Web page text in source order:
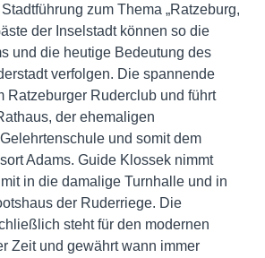
zum Thema „Ratzeburg,
der Inselstadt können so die
und die heutige Bedeutung des
verfolgen. Die spannende
Ratzeburger Ruderclub und führt
der ehemaligen
und somit dem
Adams. Guide Klossek nimmt
in die damalige Turnhalle und in
der Ruderriege. Die
steht für den modernen
Zeit und gewährt wann immer